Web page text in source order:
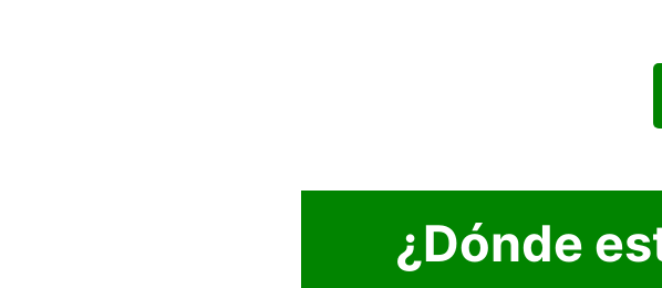
¿Dónde